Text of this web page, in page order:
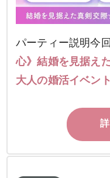
パーティー説明今
心》結婚を見据え
大人の婚活イベン
男